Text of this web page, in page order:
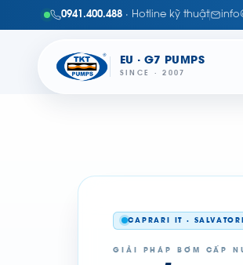
0941.400.488 · Hotline kỹ thuật
EU · G7 PUMPS
SINCE · 2007
CAPRARI IT ·
GIẢI PHÁP BƠM CẤP